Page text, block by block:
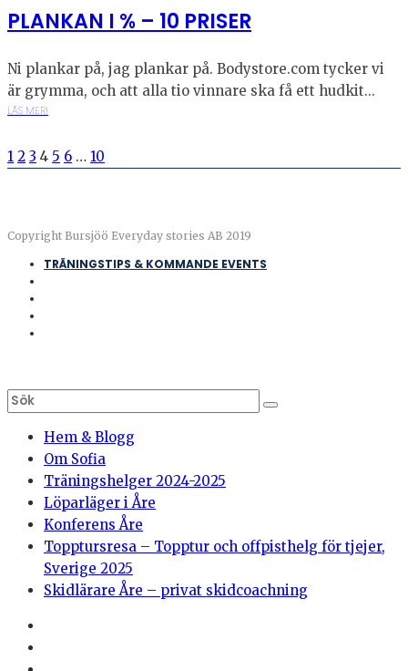
PLANKAN I % – 10 PRISER
Ni plankar på, jag plankar på. Bodystore.com tycker vi
är grymma, och att alla tio vinnare ska få ett hudkit...
LÄS MER!
1 2 3 4 5 6 … 10
Copyright Bursjöö Everyday stories AB 2019
TRÄNINGSTIPS & KOMMANDE EVENTS
Hem & Blogg
Om Sofia
Träningshelger 2024-2025
Löparläger i Åre
Konferens Åre
Topptursresa – Topptur och offpisthelg för tjejer,
Sverige 2025
Skidlärare Åre – privat skidcoachning